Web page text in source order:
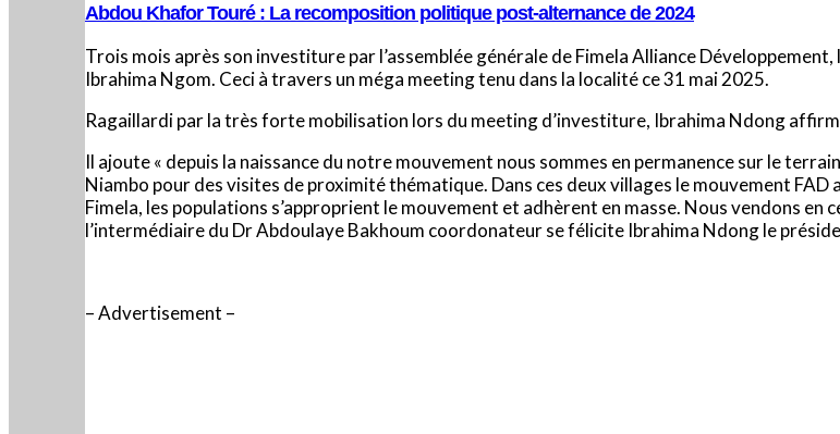
Abdou Khafor Touré : La recomposition politique post-alternance de 2024
Trois mois après son investiture par l’assemblée générale de Fimela Alliance
Ibrahima Ngom. Ceci à travers un méga meeting tenu dans la localité ce 31 mai 2025.
Ragaillardi par la très forte mobilisation lors du meeting d’investiture, Ibrahima Ndong
Il ajoute « depuis la naissance du notre mouvement nous sommes en permanence sur le
Niambo pour des visites de proximité thématique. Dans ces deux villages le mouvement FAD
Fimela, les populations s’approprient le mouvement et adhèrent en masse. Nous vendons
l’intermédiaire du Dr Abdoulaye Bakhoum coordonateur se félicite Ibrahima Ndong le
– Advertisement –